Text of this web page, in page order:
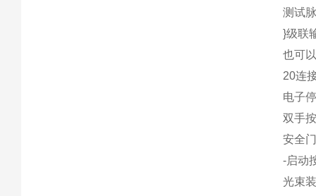
测试
}级联
也可
20连
电子
双手
安全
-启动
光束